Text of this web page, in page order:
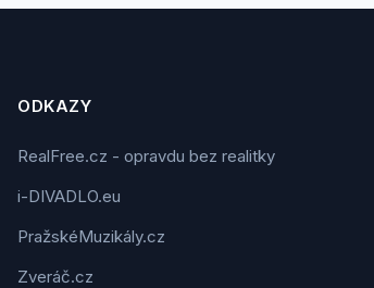
ODKAZY
RealFree.cz - opravdu bez realitky
i-DIVADLO.eu
PražskéMuzikály.cz
Zveráč.cz